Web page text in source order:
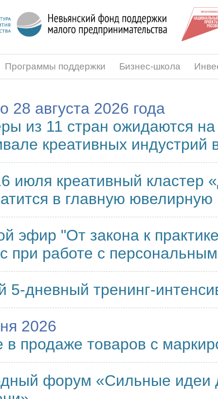
Программы поддержки Бизнес-школа
28 августа 2026 года
из 11 стран ожидаются
креативных индустрий
июля креативный кластер
в главную
эфир "От закона к
при работе с
5-дневный тренинг-
2026
в продаже товаров с
форум «Сильные идеи